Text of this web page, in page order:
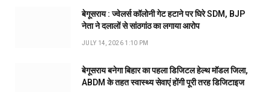
बेगूसराय : ज्वेलर्स कॉलोनी गेट हटाने पर घिरे SDM, BJP
नेता ने दलालों से सांठगांठ का लगाया आरोप
JULY 14, 2026 1:10 PM
बेगूसराय बनेगा बिहार का पहला डिजिटल हेल्थ मॉडल जिला,
ABDM के तहत स्वास्थ्य सेवाएं होंगी पूरी तरह डिजिटाइज